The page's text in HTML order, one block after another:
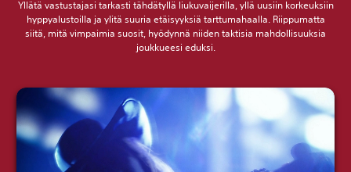
Yllätä vastustajasi tarkasti tähdätyllä liukuvaijerilla, yllä uusiin korkeuksiin
hyppyalustoilla ja ylitä suuria etäisyyksiä tarttumahaalla. Riippumatta
siitä, mitä vimpaimia suosit, hyödynnä niiden taktisia mahdollisuuksia
joukkueesi eduksi.